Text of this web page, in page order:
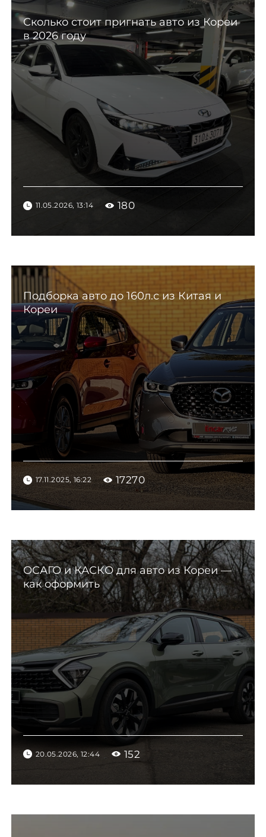
Сколько стоит пригнать авто из Кореи
в 2026 году
11.05.2026, 13:14 180
Подборка авто до 160л.с из Китая и
Кореи
17.11.2025, 16:22 17270
ОСАГО и КАСКО для авто из Кореи —
как оформить
20.05.2026, 12:44 152